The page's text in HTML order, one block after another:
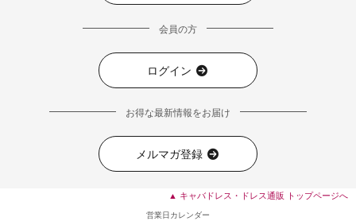
会員の方
ログイン
お得な最新情報をお届け
メルマガ登録
▲ キャバドレス・ドレス通販 トップページへ
営業日カレンダー